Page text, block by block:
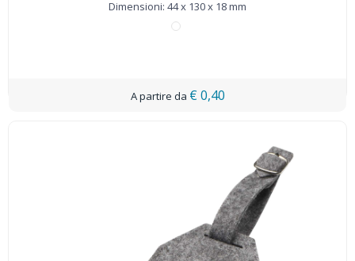
Dimensioni: 44 x 130 x 18 mm
€ 0,40